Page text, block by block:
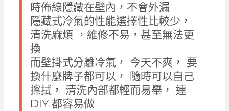
時佈線隱藏在壁內，不會外漏
隱藏式冷氣的性能選擇性比較少，
清洗麻煩 ，維修不易，甚至無法更
換
而壁掛式分離冷氣， 今天不爽， 要
換什麼牌子都可以， 隨時可以自己
擦拭， 清洗內部都輕而易舉， 連
DIY 都容易做